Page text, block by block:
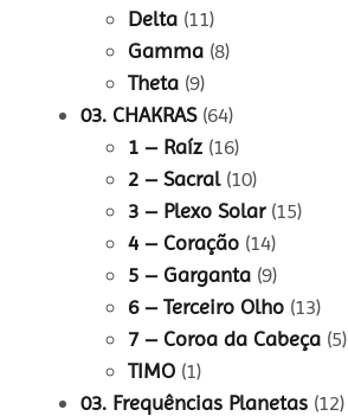
Delta (11)
Gamma (8)
Theta (9)
03. CHAKRAS(64)
1 – Raíz (16)
2 – Sacral(10)
3 – Plexo Solar(15)
4 – Coração (14)
5 – Garganta (9)
6 – Terceiro Olho (13)
7 – Coroa da Cabeça (5)
TIMO (1)
03. Frequências Planetas (12)